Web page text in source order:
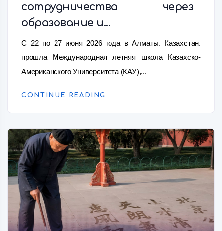
сотрудничества через
образование и...
С 22 по 27 июня 2026 года в Алматы, Казахстан,
прошла Международная летняя школа Казахско-
Американского Университета (КАУ),...
CONTINUE READING